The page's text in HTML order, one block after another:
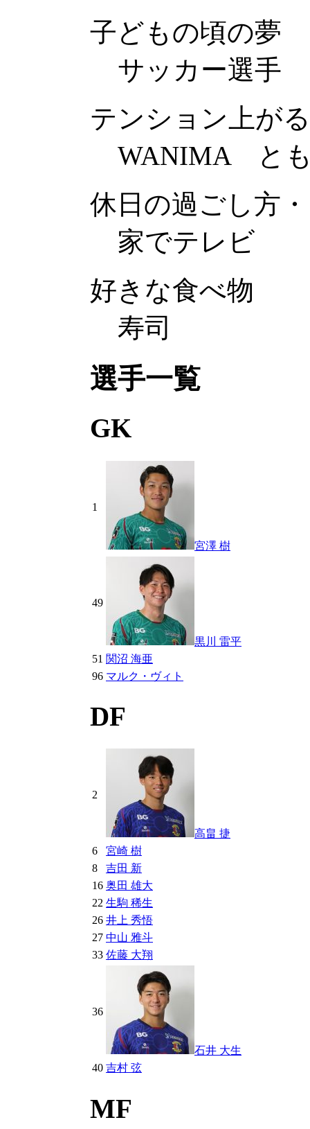
子どもの頃の夢
サッカー選手
テンション上が
WANIMA と
休日の過ごし方
家でテレビ
好きな食べ物
寿司
選手一覧
GK
1
宮澤 樹
49
黒川 雷平
51 関沼 海亜
96 マルク・ヴィト
DF
2
高畠 捷
6
宮崎 樹
8
吉田 新
16 奥田 雄大
22 生駒 稀生
26 井上 秀悟
27 中山 雅斗
33 佐藤 大翔
36
石井 大生
40 吉村 弦
MF